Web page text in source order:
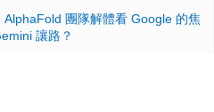
團隊解體看 Google 的焦
讓路？